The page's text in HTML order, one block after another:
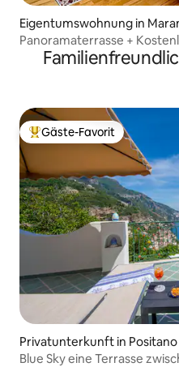
Eigentumswohnung in
Panoramaterrasse +
Beliebter Gäste-Favorit.
Gäste-Favorit
Privatunterkunft in Positano
Blue Sky eine Terrasse